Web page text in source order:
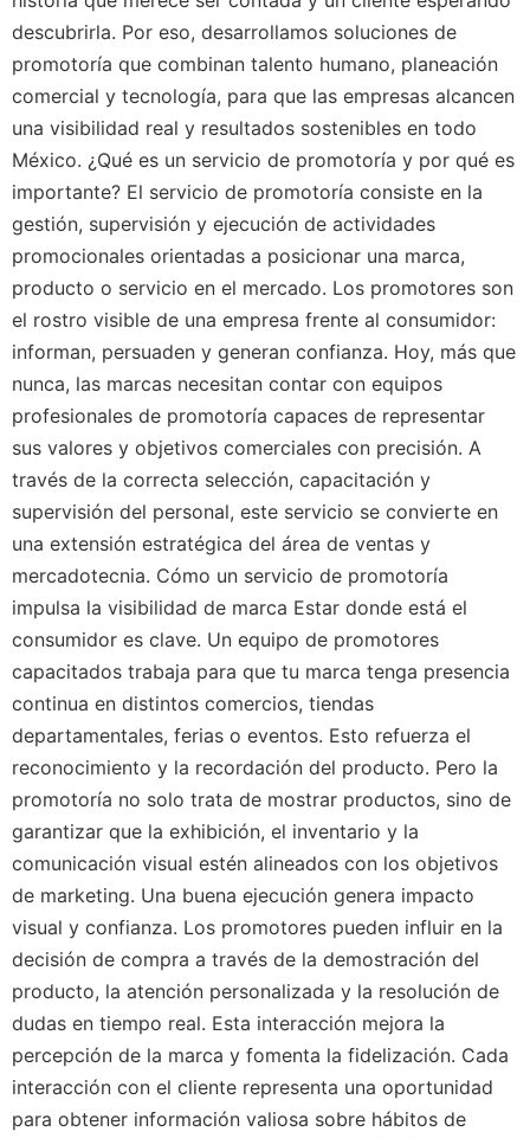
descubrirla. Por eso, desarrollamos soluciones de
promotoría que combinan talento humano, planeación
comercial y tecnología, para que las empresas alcancen
una visibilidad real y resultados sostenibles en todo
México. ¿Qué es un servicio de promotoría y por qué es
importante? El servicio de promotoría consiste en la
gestión, supervisión y ejecución de actividades
promocionales orientadas a posicionar una marca,
producto o servicio en el mercado. Los promotores son
el rostro visible de una empresa frente al consumidor:
informan, persuaden y generan confianza. Hoy, más que
nunca, las marcas necesitan contar con equipos
profesionales de promotoría capaces de representar
sus valores y objetivos comerciales con precisión. A
través de la correcta selección, capacitación y
supervisión del personal, este servicio se convierte en
una extensión estratégica del área de ventas y
mercadotecnia. Cómo un servicio de promotoría
impulsa la visibilidad de marca Estar donde está el
consumidor es clave. Un equipo de promotores
capacitados trabaja para que tu marca tenga presencia
continua en distintos comercios, tiendas
departamentales, ferias o eventos. Esto refuerza el
reconocimiento y la recordación del producto. Pero la
promotoría no solo trata de mostrar productos, sino de
garantizar que la exhibición, el inventario y la
comunicación visual estén alineados con los objetivos
de marketing. Una buena ejecución genera impacto
visual y confianza. Los promotores pueden influir en la
decisión de compra a través de la demostración del
producto, la atención personalizada y la resolución de
dudas en tiempo real. Esta interacción mejora la
percepción de la marca y fomenta la fidelización. Cada
interacción con el cliente representa una oportunidad
para obtener información valiosa sobre hábitos de